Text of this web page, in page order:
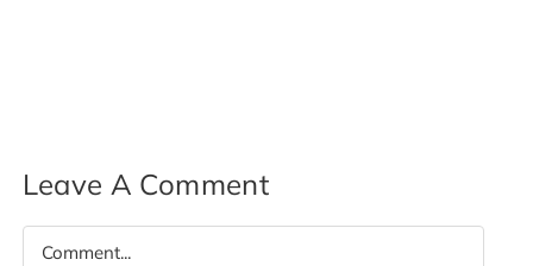
Leave A Comment
Comment